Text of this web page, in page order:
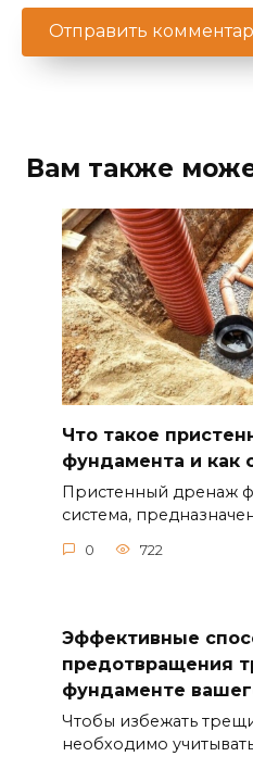
Вам также
Что такое
фундамента и как
Пристенный дренаж
система,
0 722
Эффективные
предотвращения
фундаменте
Чтобы избежать
необходимо